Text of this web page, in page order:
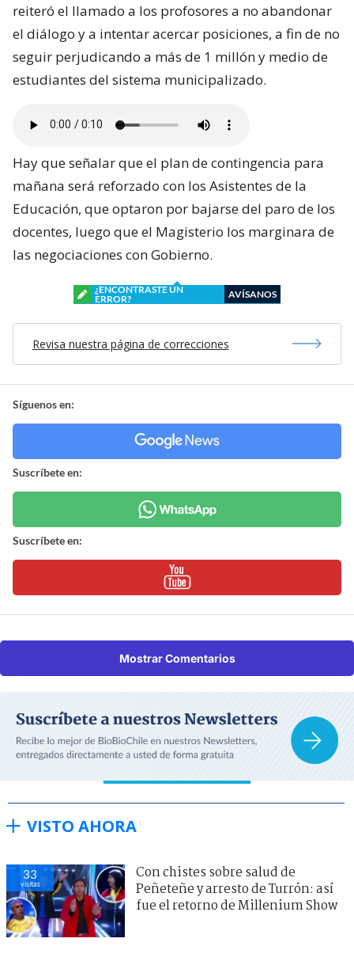
reiteró el llamado a los profosores a no abandonar
el diálogo y a intentar acercar posiciones, a fin de no
seguir perjudicando a más de 1 millón y medio de
estudiantes del sistema municipalizado.
Hay que señalar que el plan de contingencia para
mañana será reforzado con los Asistentes de la
Educación, que optaron por bajarse del paro de los
docentes, luego que el Magisterio los marginara de
las negociaciones con Gobierno.
¿ENCONTRASTE UN
ERROR?
AVÍSANOS
Revisa nuestra página de correcciones
Síguenos en:
Suscríbete en:
Suscríbete en:
Mostrar Comentarios
VISTO AHORA
33
visitas
Con chistes sobre salud de
Peñeteñe y arresto de Turrón: así
fue el retorno de Millenium Show